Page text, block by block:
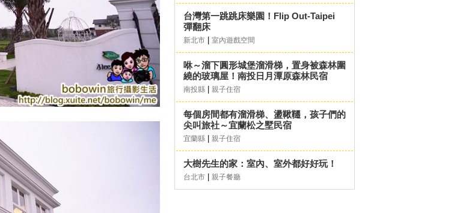
台灣第一跳跳床樂園！Flip Out-Taipei
彈翻床
新北市 室內遊戲空間
咻～溜下圓形城堡溜滑梯，置身被森林圍
繞的玻璃屋！南投日月潭原森林民宿
南投縣 親子住宿
每個房間都有溜滑梯、盪鞦韆，孩子們的
尖叫旅社～宜蘭松之墅民宿
宜蘭縣 親子住宿
大樹先生的家：室內、室外都好好玩！
台北市 親子餐廳